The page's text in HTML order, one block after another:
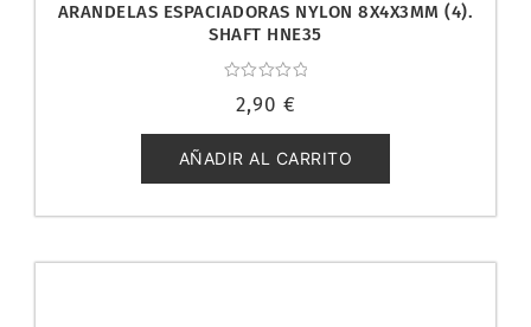
ARANDELAS ESPACIADORAS NYLON 8X4X3MM (4).
SHAFT HNE35
con
de
5
2,90 €
AÑADIR AL CARRITO